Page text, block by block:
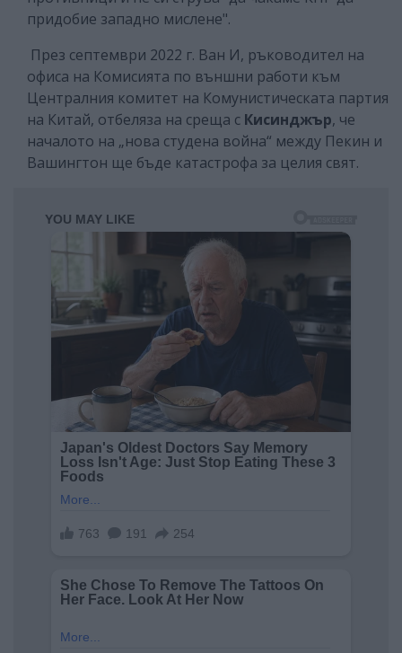
придобие западно мислене".
През септември 2022 г. Ван И, ръководител на
офиса на Комисията по външни работи към
Централния комитет на Комунистическата партия
на Китай, отбеляза на среща с Кисинджър, че
началото на „нова студена война“ между Пекин и
Вашингтон ще бъде катастрофа за целия свят.